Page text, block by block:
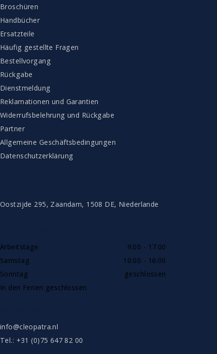
Broschüren
Handbücher
Ersatzteile
Häufig gestellte Fragen
Bestellvorgang
Rückgabe
Dienstmeldung
Reklamationen und Garantien
Widerrufsbelehrung und Rückgabe
Partner
Allgemeine Geschäftsbedingungen
Datenschutzerklärung
Oostzijde 295, Zaandam, 1508 DE, Niederlande
Arbeitstage
9:00 - 17:00
Samstag
10:00 - 16:00
Sonntag
geschlossen
In den Ferien geschlossen
info@cleopatra.nl
Tel.: +31 (0)75 647 82 00